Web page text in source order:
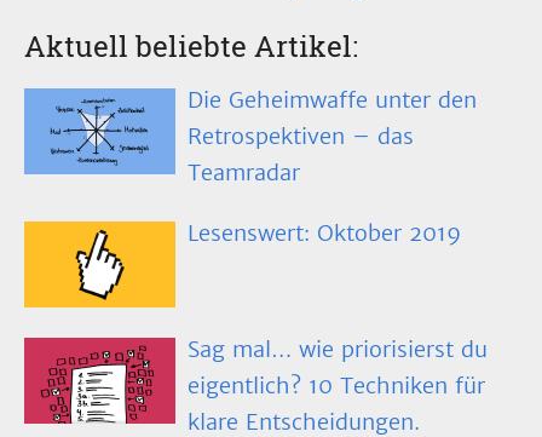
Aktuell beliebte Artikel:
Die Geheimwaffe unter den
Retrospektiven – das
Teamradar
Lesenswert: Oktober 2019
Sag mal… wie priorisierst du
eigentlich? 10 Techniken für
klare Entscheidungen.